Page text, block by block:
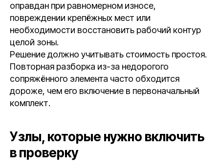
оправдан при равномерном износе,
повреждении крепёжных мест или
необходимости восстановить рабочий контур
целой зоны.
Решение должно учитывать стоимость простоя.
Повторная разборка из-за недорогого
сопряжённого элемента часто обходится
дороже, чем его включение в первоначальный
комплект.
Узлы, которые нужно включить
в проверку